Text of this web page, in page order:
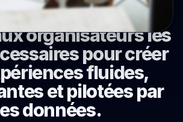
organisateurs les
pour créer
fluides,
et pilotées par
données.